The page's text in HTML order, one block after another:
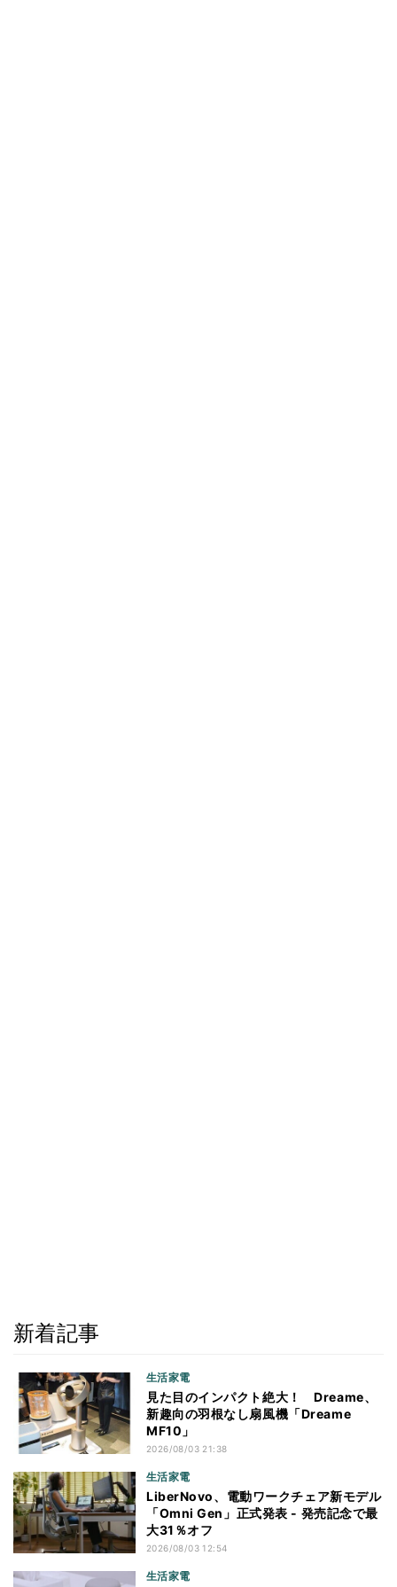
新着記事
生活家電
見た目のインパクト絶大！ Dreame、
新趣向の羽根なし扇風機「Dreame
MF10」
2026/08/03 21:38
生活家電
LiberNovo、電動ワークチェア新モデル
「Omni Gen」正式発表 - 発売記念で最
大31％オフ
2026/08/03 12:54
生活家電